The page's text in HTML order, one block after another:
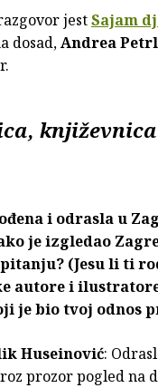
jestSajam
dosad,Andrea
i odrasla u
je izgledao
(Jesu li ti
autore i
je bio tvoj odnos
Huseinović:
prozor pogled na